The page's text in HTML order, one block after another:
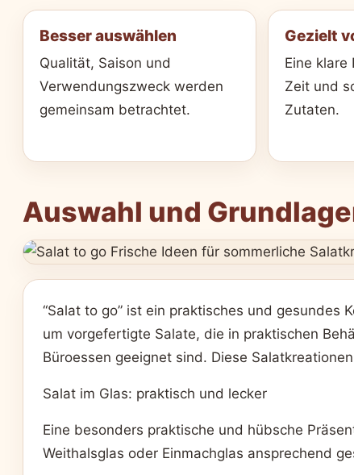
Besser auswählen
Qualität, Saison und
Verwendungszweck werden
gemeinsam betrachtet.
Gezielt
Eine klare
Zeit und
Zutaten.
Auswahl und
“Salat to go” ist ein praktisches und
um vorgefertigte Salate, die in praktischen
Büroessen geeignet sind. Diese
Salat im Glas: praktisch und lecker
Eine besonders praktische und hübsche
Weithalsglas oder Einmachglas ansprechend